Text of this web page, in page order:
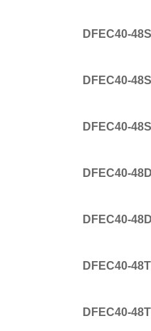
DFEC40-
DFEC40-
DFEC40-
DFEC40-
DFEC40-
DFEC40-
DFEC40-